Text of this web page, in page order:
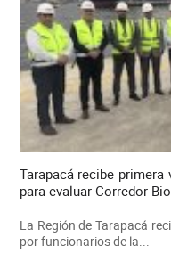
Tarapacá recibe
para evaluar Corredor
La Región de Tarapacá
por funcionarios de la...